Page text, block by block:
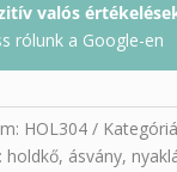
valós
rólunk a Google-en
HOL304
holdkő, ásvány,